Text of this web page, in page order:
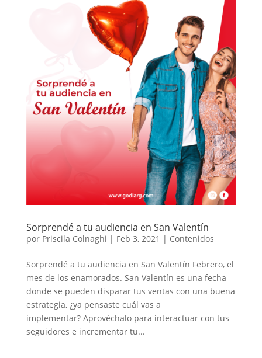
Sorprendé a tu audiencia en San Valentín
por Priscila Colnaghi | Feb 3, 2021 | Contenidos
Sorprendé a tu audiencia en San Valentín Febrero, el
mes de los enamorados. San Valentín es una fecha
donde se pueden disparar tus ventas con una buena
estrategia, ¿ya pensaste cuál vas a
implementar? Aprovéchalo para interactuar con tus
seguidores e incrementar tu...